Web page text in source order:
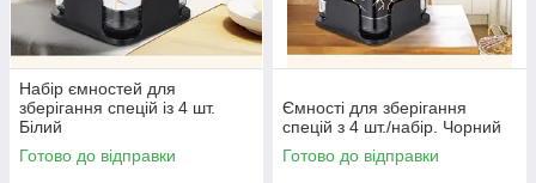
Набір ємностей для
зберігання спецій із 4 шт.
Білий
Готово до відправки
Ємності для зберігання
спецій з 4 шт./набір. Чорний
Готово до відправки